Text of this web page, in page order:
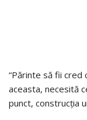
“Părinte să fii cred
aceasta, necesită
punct, construcția